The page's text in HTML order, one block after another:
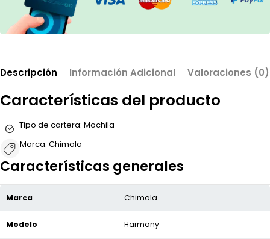
Descripción Información Adicional Valoraciones (0)
Características del producto
Tipo de cartera: Mochila
Marca: Chimola
Características generales
Marca Chimola
Modelo Harmony